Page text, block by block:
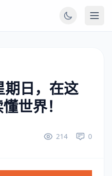
日，在这
世界！
214 0